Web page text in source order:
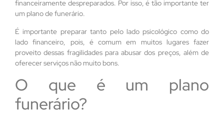
financeiramente despreparados. Por isso, é tão importante ter
um plano de funerário.
É importante preparar tanto pelo lado psicológico como do
lado financeiro, pois, é comum em muitos lugares fazer
proveito dessas fragilidades para abusar dos preços, além de
oferecer serviços não muito bons.
O que é um plano
funerário?